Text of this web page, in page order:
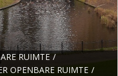
RUIMTE
OPENBARE RUIMTE